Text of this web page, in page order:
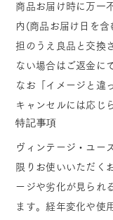
商品お届け時に万一
内(商品お届け日を含
担のうえ良品と交換
ない場合はご返金に
なお「イメージと違
キャンセルには応じ
特記事項
ヴィンテージ・ユー
限りお使いいただく
ージや劣化が見られ
ます。経年変化や使